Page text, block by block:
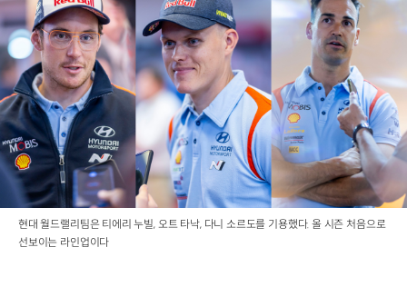
현대 월드랠리팀은 티에리 누빌, 오트 타낙, 다니 소르도를 기용했다. 올 시즌 처음으로
선보이는 라인업이다